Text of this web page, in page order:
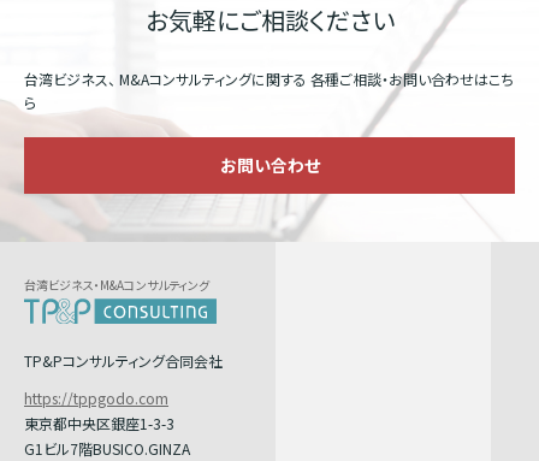
お気軽にご相談ください
台湾ビジネス、 M&Aコンサルティングに関する 各種ご相談・お問い合わせはこち
ら
お問い合わせ
台湾ビジネス・M&Aコンサルティング
TP&Pコンサルティング合同会社
https://tppgodo.com
東京都中央区銀座1-3-3
G1ビル7階BUSICO.GINZA